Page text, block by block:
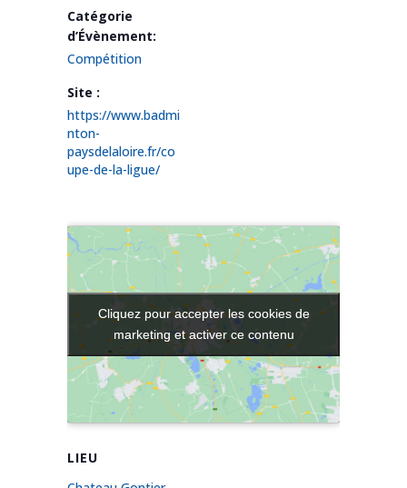
Catégorie
d’Évènement:
Compétition
Site :
https://www.badmi
nton-
paysdelaloire.fr/co
upe-de-la-ligue/
LIEU
Cliquez pour accepter les cookies de
marketing et activer ce contenu
Cliquez pour accepter les cookies de
marketing et activer ce contenu